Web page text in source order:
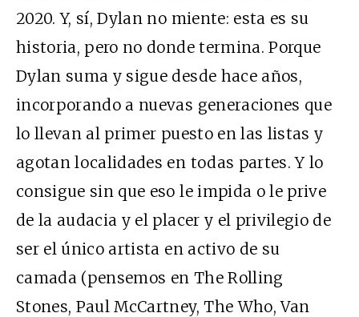
2020. Y, sí, Dylan no miente: esta es su
historia, pero no donde termina. Porque
Dylan suma y sigue desde hace años,
incorporando a nuevas generaciones que
lo llevan al primer puesto en las listas y
agotan localidades en todas partes. Y lo
consigue sin que eso le impida o le prive
de la audacia y el placer y el privilegio de
ser el único artista en activo de su
camada (pensemos en The Rolling
Stones, Paul McCartney, The Who, Van